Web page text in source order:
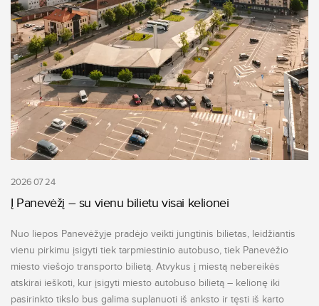
2026 07 24
Į Panevėžį – su vienu bilietu visai kelionei
Nuo liepos Panevėžyje pradėjo veikti jungtinis bilietas, leidžiantis
vienu pirkimu įsigyti tiek tarpmiestinio autobuso, tiek Panevėžio
miesto viešojo transporto bilietą. Atvykus į miestą nebereikės
atskirai ieškoti, kur įsigyti miesto autobuso bilietą – kelionę iki
pasirinkto tikslo bus galima suplanuoti iš anksto ir tęsti iš karto